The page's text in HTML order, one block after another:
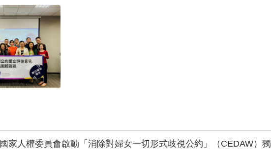
國家人權委員會啟動「消除對婦女一切形式歧視公約」（CEDAW）